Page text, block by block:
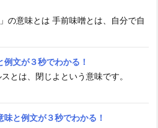
の意味とは 手前味噌とは、自分で自
例文が３秒でわかる！
とは、閉じよという意味です。
味と例文が３秒でわかる！